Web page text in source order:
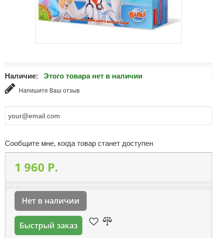
Наличие: Этого товара нет в наличии
Напишите Ваш отзыв
Сообщите мне, когда товар станет доступен
1 960 P.
Нет в наличии
Быстрый заказ